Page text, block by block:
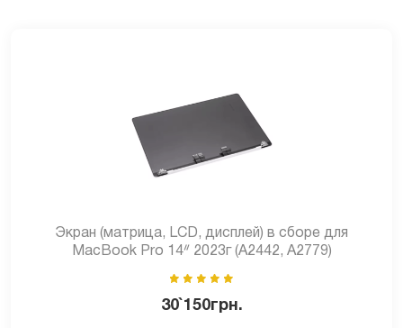
Экран (матрица, LCD, дисплей) в сборе для
MacBook Pro 14ᐥ 2023г (A2442, А2779)
30`150грн.